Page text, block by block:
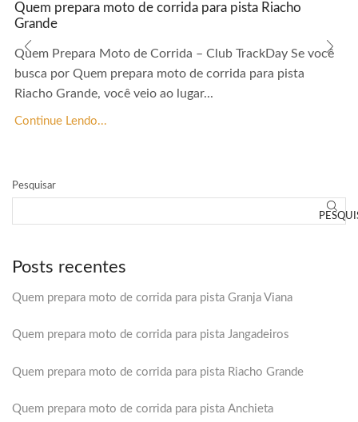
Quem prepara moto de corrida para pista Riacho
Grande
Quem Prepara Moto de Corrida – Club TrackDay Se você
busca por Quem prepara moto de corrida para pista
Riacho Grande, você veio ao lugar...
Continue Lendo...
Pesquisar
Posts recentes
Quem prepara moto de corrida para pista Granja Viana
Quem prepara moto de corrida para pista Jangadeiros
Quem prepara moto de corrida para pista Riacho Grande
Quem prepara moto de corrida para pista Anchieta